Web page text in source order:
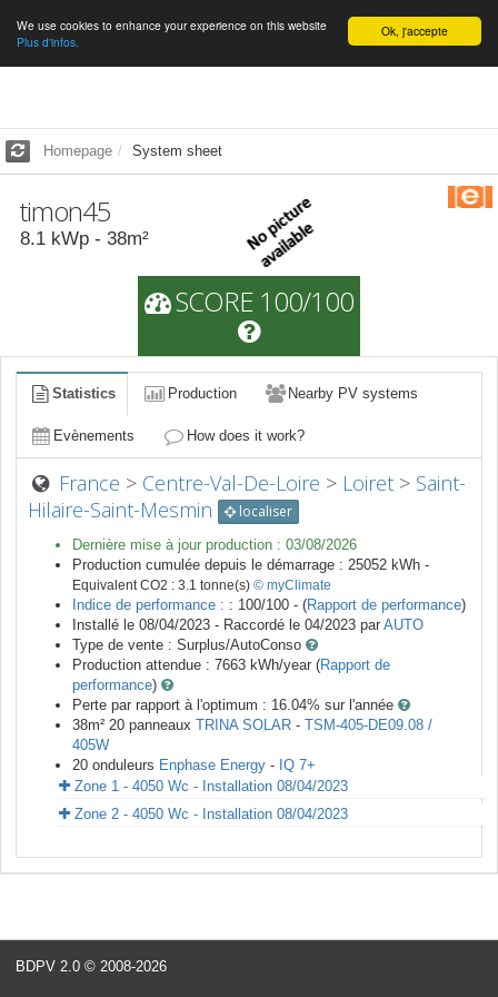
English Ok, j'accepte
We use cookies to enhance your experience on this website
Plus d'infos.
Homepage System sheet
timon45
8.1 kWp - 38m²
SCORE 100/100
Statistics Production Nearby PV systems
Evènements How does it work?
France > Centre-Val-De-Loire > Loiret > Saint-
Hilaire-Saint-Mesmin
localiser
Dernière mise à jour production : 03/08/2026
Production cumulée depuis le démarrage : 25052 kWh -
Equivalent CO2 : 3.1 tonne(s) © myClimate
Indice de performance : : 100/100 - (Rapport de performance)
Installé le 08/04/2023 - Raccordé le 04/2023 par AUTO
Type de vente : Surplus/AutoConso
Production attendue : 7663 kWh/year (Rapport de
performance)
Perte par rapport à l'optimum : 16.04% sur l'année
38m² 20 panneaux TRINA SOLAR - TSM-405-DE09.08 /
405W
20 onduleurs Enphase Energy - IQ 7+
Zone 1 - 4050 Wc - Installation 08/04/2023
Zone 2 - 4050 Wc - Installation 08/04/2023
BDPV 2.0 © 2008-2026